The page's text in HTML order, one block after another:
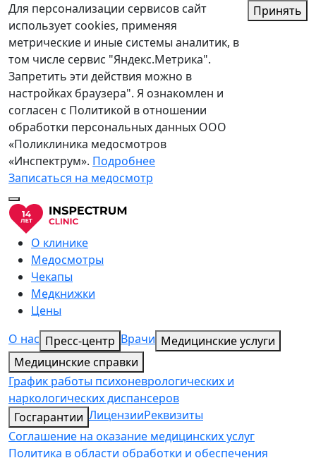
Для персонализации сервисов сайт
использует cookies, применяя
метрические и иные системы аналитик, в
том числе сервис "Яндекс.Метрика".
Запретить эти действия можно в
настройках браузера". Я ознакомлен и
согласен с Политикой в отношении
обработки персональных данных ООО
«Поликлиника медосмотров
«Инспектрум». Подробнее
Принять
Записаться на медосмотр
О клинике
Медосмотры
Чекапы
Медкнижки
Цены
О нас Пресс-центр Врачи Медицинские услуги
Медицинские справки
График работы психоневрологических и
наркологических диспансеров
Госгарантии ЛицензииРеквизиты
Соглашение на оказание медицинских услуг
Политика в области обработки и обеспечения